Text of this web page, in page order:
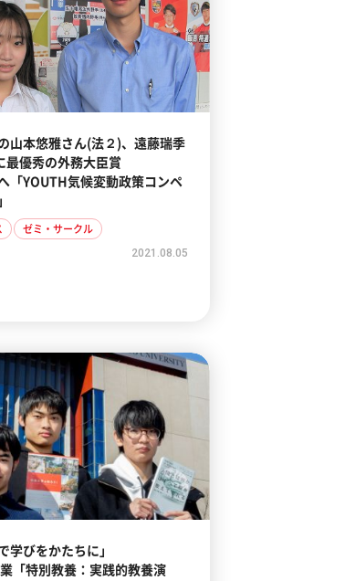
山本悠雅さん(法２)、遠藤瑞季
最優秀の外務大臣賞
「YOUTH気候変動政策コンペ
ゼミ・サークル
2021.08.05
学びをかたちに」
「特別教養：実践的教養演